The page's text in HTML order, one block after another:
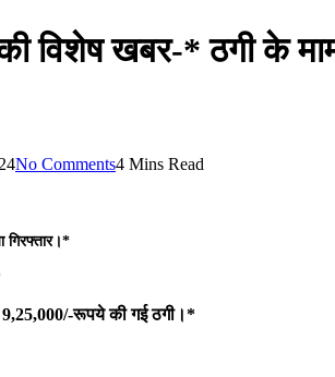
विशेष खबर-* ठगी के
No Comments4 Mins Read
गिरफ्तार।*
रूपये की गई ठगी।*